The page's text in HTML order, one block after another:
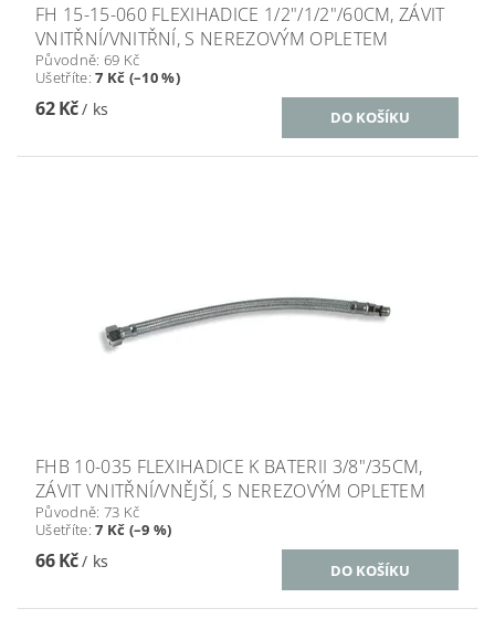
FH 15-15-060 FLEXIHADICE 1/2"/1/2"/60CM, ZÁVIT
VNITŘNÍ/VNITŘNÍ, S NEREZOVÝM OPLETEM
Původně: 69 Kč
Ušetříte:7 Kč (–10 %)
62 Kč/ ks
FHB 10-035 FLEXIHADICE K BATERII 3/8"/35CM,
ZÁVIT VNITŘNÍ/VNĚJŠÍ, S NEREZOVÝM OPLETEM
Původně: 73 Kč
Ušetříte:7 Kč (–9 %)
66 Kč/ ks